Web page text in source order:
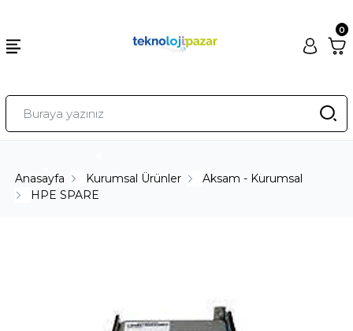
0
Anasayfa Kurumsal Ürünler
Aksam - Kurumsal
HPE SPARE